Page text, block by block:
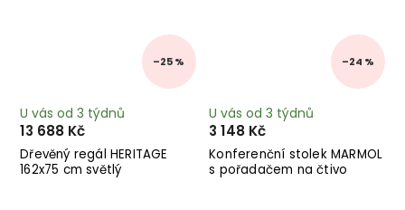
–25 %
Dřevěný regál HERITAGE
162x75 cm světlý
U vás od 3 týdnů
13 688 Kč
–24 %
Konferenční stolek MARMOL
s pořadačem na čtivo
U vás od 3 týdnů
3 148 Kč